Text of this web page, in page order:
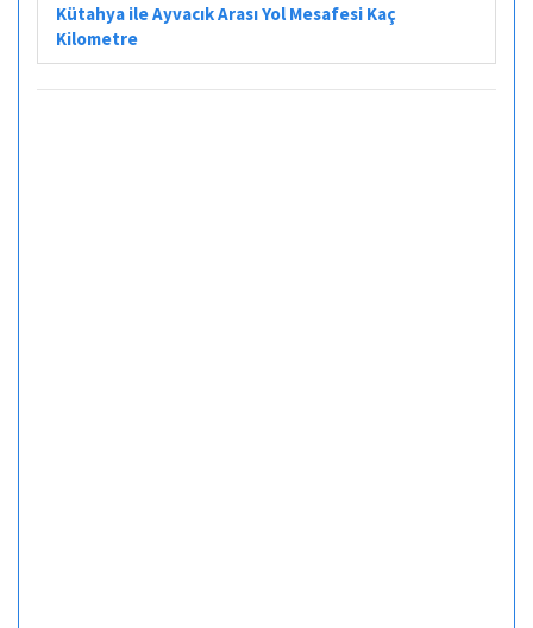
Kütahya ile Ayvacık Arası Yol Mesafesi Kaç
Kilometre